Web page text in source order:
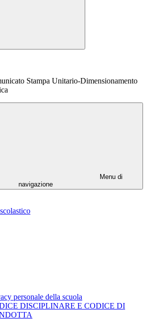
Stampa Unitario-Dimensionamento
Menu di
navigazione
personale della scuola
DISCIPLINARE E CODICE DI